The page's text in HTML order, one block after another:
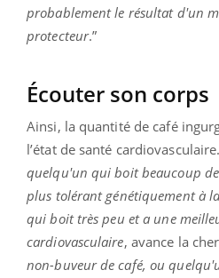
probablement le résultat d'un
protecteur.”
Écouter son corps
Ainsi, la quantité de café
l’état de santé
quelqu'un qui boit beaucoup
plus tolérant génétiquement à
qui boit très peu et a une
cardiovasculaire, avance la
non-buveur de café, ou